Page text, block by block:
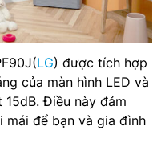
LG) được tích hợp
của màn hình LED và
Điều này đảm
mái để bạn và gia đình